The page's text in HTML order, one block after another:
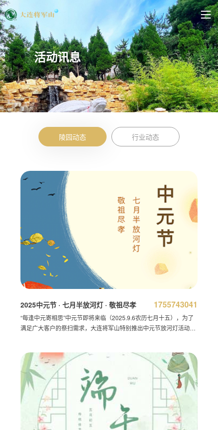
首页
关于将军山
园区展示
购墓须知
活动讯息
活动讯息
陵园动态 行业动态
2025中元节 · 七月半放河灯 · 敬祖尽孝 1755743041
“每逢中元寄相思”中元节即将来临（2025.9.6农历七月十五），为了
满足广大客户的祭扫需求，大连将军山特别推出中元节放河灯活动，